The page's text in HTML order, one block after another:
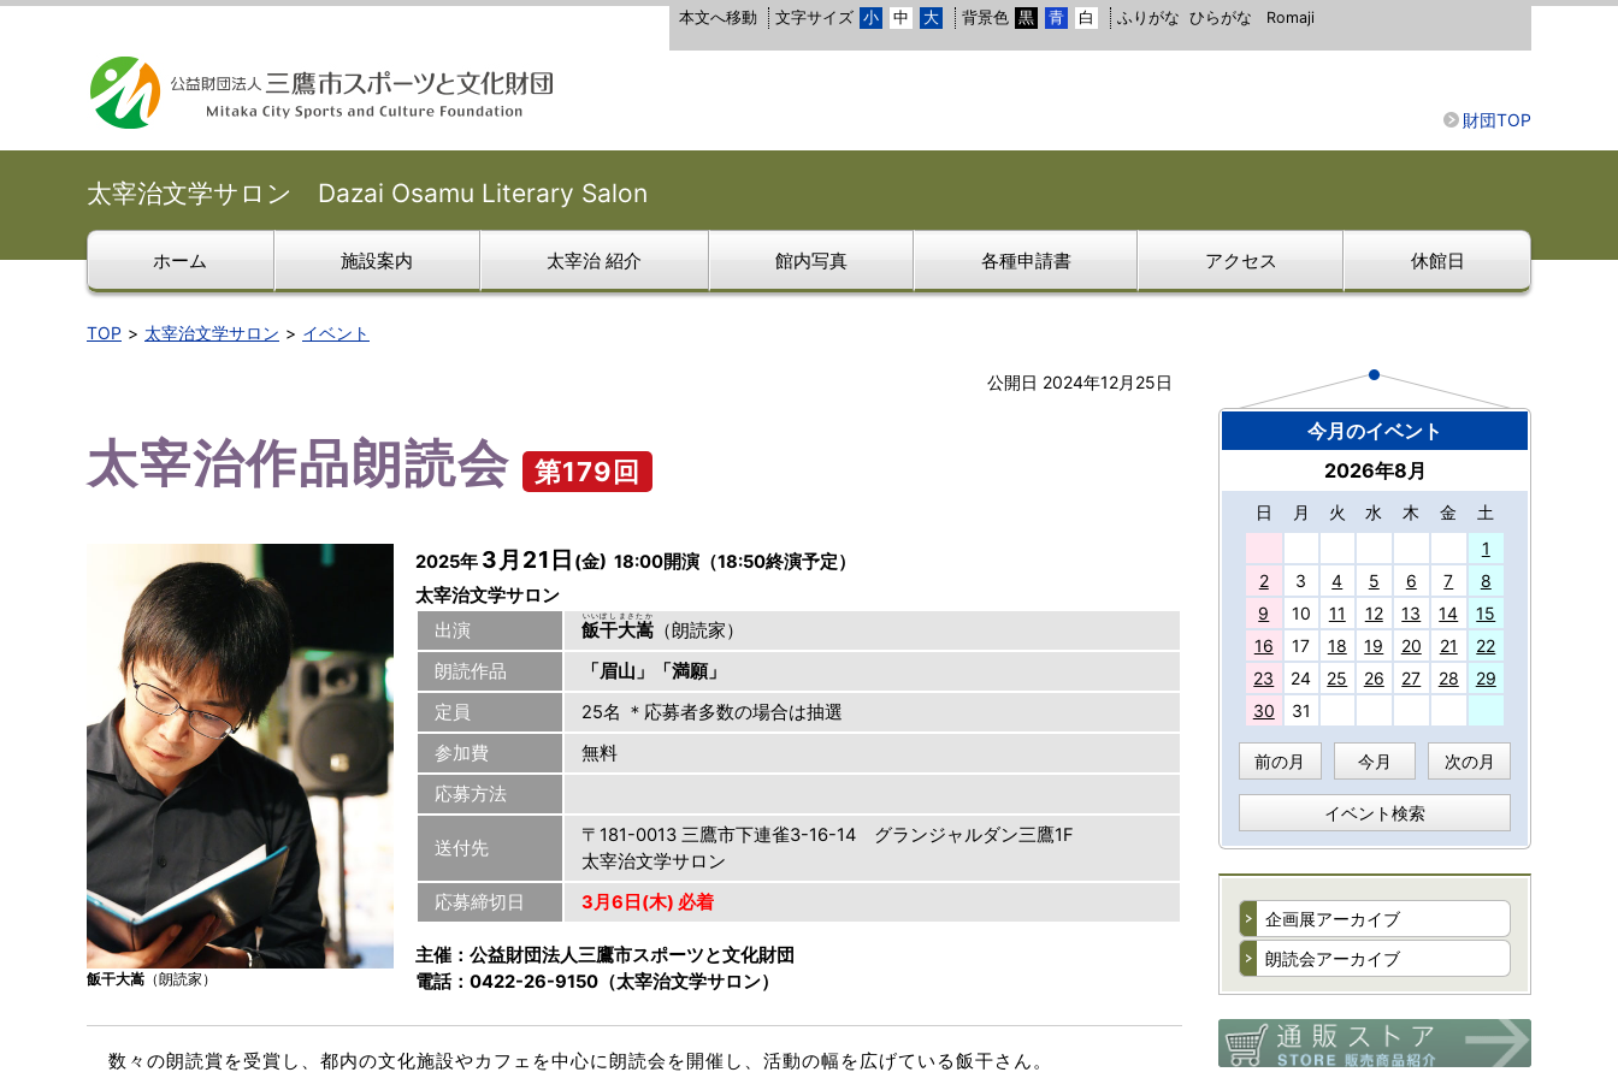
本文へ移動 文字サイズ 小 中 大 背景色 黒 青 白 ふりがな ひらがな Romaji
財団TOP
太宰治文学サロン Dazai Osamu Literary Salon
ホーム 施設案内 太宰治 紹介 館内写真 各種申請書 アクセス 休館日
TOP 太宰治文学サロン イベント
公開日 2024年12月25日
太宰治作品朗読会 第179回
飯干大嵩 （朗読家）
2025年 3月21日 (金) 18:00開演（18:50終演予定）
太宰治文学サロン
出演
飯干
いいぼし
大嵩
まさたか
（朗読家）
朗読作品
「眉山」「満願」
定員
25名 ＊応募者多数の場合は抽選
参加費
無料
応募方法
送付先
〒181-0013 三鷹市下連雀3-16-14 グランジャルダン三鷹1F
太宰治文学サロン
応募締切日
3月6日(木) 必着
主催：公益財団法人三鷹市スポーツと文化財団
電話：0422-26-9150（太宰治文学サロン）
数々の朗読賞を受賞し、都内の文化施設やカフェを中心に朗読会を開催し、活動の幅を広げている飯干さん。
今月のイベント
2026年8月
日 月 火 水 木 金
土
1
2
3 4 5 6 7
8
9
10 11 12 13 14
15
16
17 18 19 20 21
22
23
24 25 26 27 28
29
30
31
前の月 今月 次の月
イベント検索
企画展アーカイブ
朗読会アーカイブ